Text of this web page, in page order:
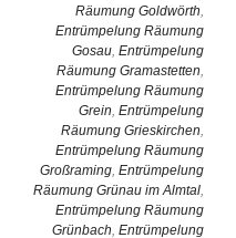
Räumung Goldwörth,
Entrümpelung Räumung
Gosau, Entrümpelung
Räumung Gramastetten,
Entrümpelung Räumung
Grein, Entrümpelung
Räumung Grieskirchen,
Entrümpelung Räumung
Großraming, Entrümpelung
Räumung Grünau im Almtal,
Entrümpelung Räumung
Grünbach, Entrümpelung